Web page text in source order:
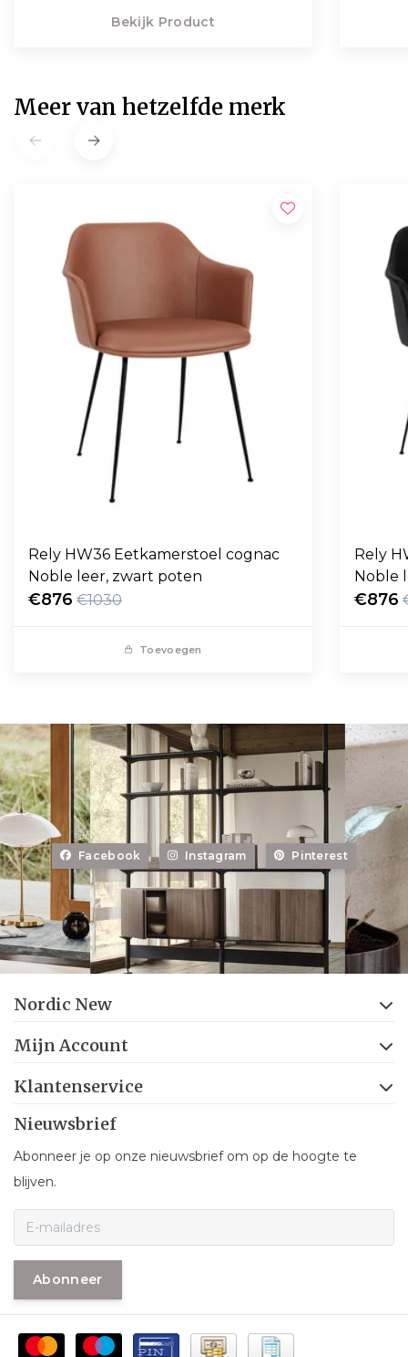
Bekijk Product
Meer van hetzelfde merk
Rely HW36 Eetkamerstoel cognac
Noble leer, zwart poten
€876 €1030
Toevoegen
Rely
Noble
€876
Facebook Instagram Pinterest
Nordic New
Mijn Account
Klantenservice
Nieuwsbrief
Abonneer je op onze nieuwsbrief om op de hoogte te
blijven.
Abonneer